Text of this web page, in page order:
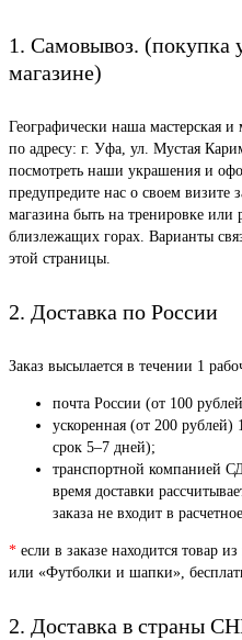
1. Самовывоз.
магазине)
Географически наша мастерская
по адресу: г. Уфа, ул. Мустая
посмотреть наши украшения и
предупредите нас о своем
магазина быть на тренировке или
близлежащих горах. Варианты
этой страницы.
2. Доставка по России
Заказ высылается в течении 1
почта России (от 100
ускоренная (от 200
срок 5–7 дней);
транспортной компанией
время доставки
заказа не входит в
* если в заказе находится товар
или «Футболки и шапки»,
2. Доставка в страны